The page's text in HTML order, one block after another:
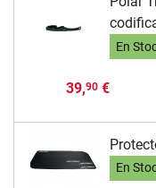
En
39,90€
En